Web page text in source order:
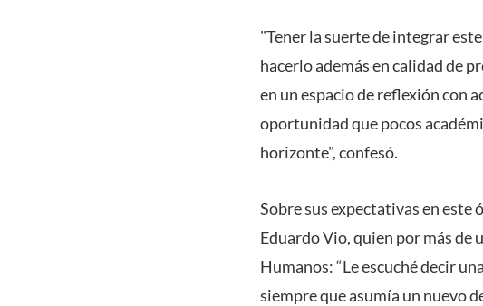
"Tener la suerte de integrar
hacerlo además en calidad de
en un espacio de reflexión con
oportunidad que pocos
horizonte", confesó.
Sobre sus expectativas en este
Eduardo Vio, quien por más de
Humanos: “Le escuché decir
siempre que asumía un nuevo